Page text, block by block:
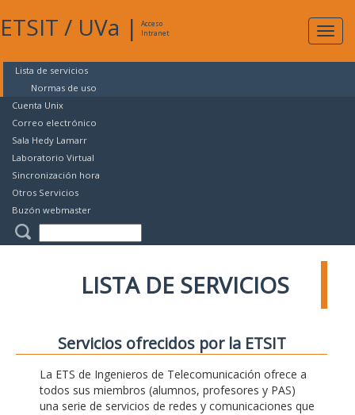
ETSIT / UVa |
Acceso
Intranet
Lista de servicios
Normas de uso
Cuenta Unix
Correo electrónico
Sala Hedy Lamarr
Laboratorio Virtual
Sincronización hora
Otros Servicios
Buzón webmaster
LISTA DE SERVICIOS
Servicios ofrecidos por la ETSIT
La ETS de Ingenieros de Telecomunicación ofrece a
todos sus miembros (alumnos, profesores y PAS)
una serie de servicios de redes y comunicaciones que